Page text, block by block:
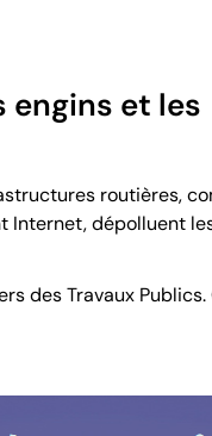
engins et les
routières,
Internet, dépolluent
des Travaux Publics.